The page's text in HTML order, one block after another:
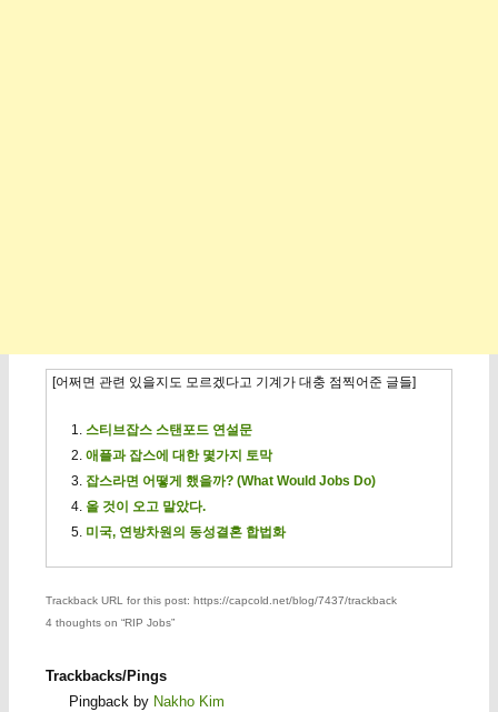
[어쩌면 관련 있을지도 모르겠다고 기계가 대충 점찍어준 글들]
스티브잡스 스탠포드 연설문
애플과 잡스에 대한 몇가지 토막
잡스라면 어떻게 했을까? (What Would Jobs Do)
올 것이 오고 말았다.
미국, 연방차원의 동성결혼 합법화
Trackback URL for this post: https://capcold.net/blog/7437/trackback
4 thoughts on “RIP Jobs”
Trackbacks/Pings
Pingback by Nakho Kim